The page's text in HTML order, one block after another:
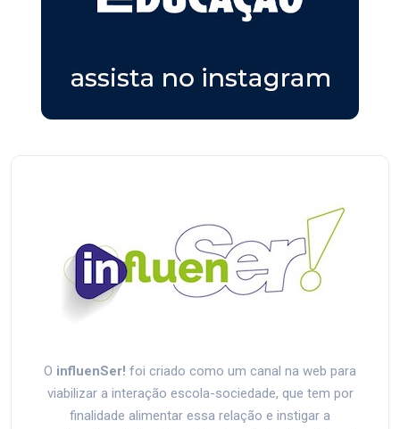
O influenSer! foi criado como um canal na web para
viabilizar a interação escola-sociedade, que tem por
finalidade alimentar essa relação e instigar a